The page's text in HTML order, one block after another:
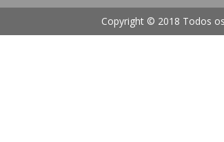
Copyright © 2018 Todos